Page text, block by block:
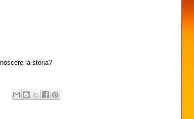
la storia?